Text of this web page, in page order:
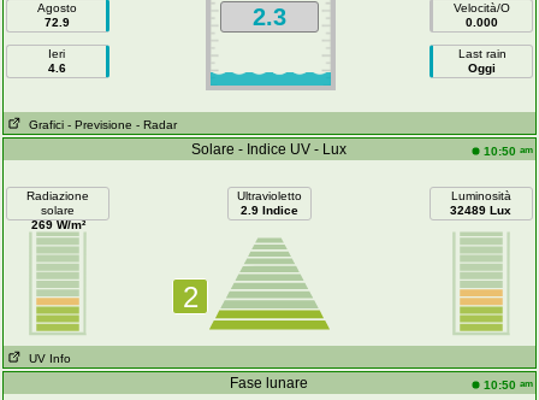
Agosto
72.9
Ieri
4.6
2.3
Velocità/O
0.000
Last rain
Oggi
Grafici - Previsione - Radar
Solare - Indice UV - Lux 10:50 am
Radiazione
solare
269 W/m²
Ultravioletto
2.9 Indice
2
Luminosità
32489 Lux
UV Info
Fase lunare 10:50 am